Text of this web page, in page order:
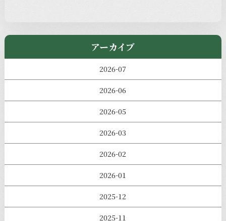
アーカイブ
2026-07
2026-06
2026-05
2026-03
2026-02
2026-01
2025-12
2025-11